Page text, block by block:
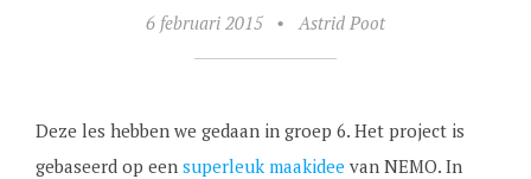
6 februari 2015 • Astrid Poot
Deze les hebben we gedaan in groep 6. Het project is
gebaseerd op een superleuk maakidee van NEMO. In